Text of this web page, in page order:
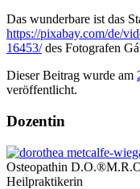
Das wunderbare ist das
https://pixabay.com/de/
16453/des Fotografen
Dieser Beitrag wurde am
veröffentlicht.
Dozentin
Osteopathin
Heilpraktikerin